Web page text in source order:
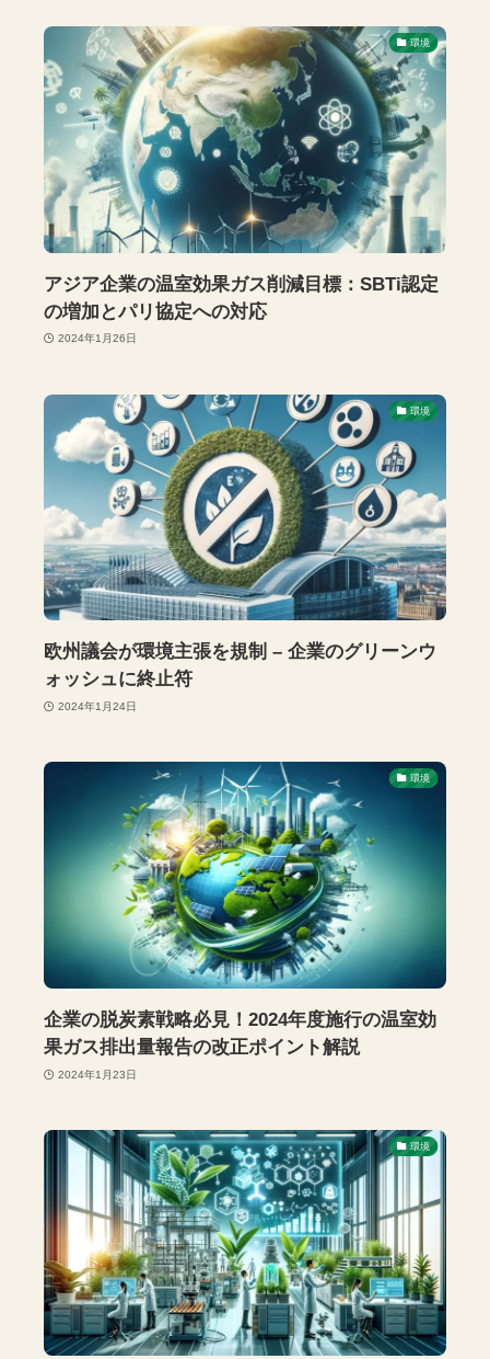
環境
アジア企業の温室効果ガス削減目標：SBTi認定
の増加とパリ協定への対応
2024年1月26日
環境
欧州議会が環境主張を規制 – 企業のグリーンウ
ォッシュに終止符
2024年1月24日
環境
企業の脱炭素戦略必見！2024年度施行の温室効
果ガス排出量報告の改正ポイント解説
2024年1月23日
環境